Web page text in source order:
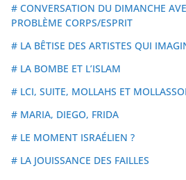
# CONVERSATION DU DIMANCHE
PROBLÈME CORPS/ESPRIT
# LA BÊTISE DES ARTISTES QUI
# LA BOMBE ET L’ISLAM
# LCI, SUITE, MOLLAHS ET
# MARIA, DIEGO, FRIDA
# LE MOMENT ISRAÉLIEN ?
# LA JOUISSANCE DES FAILLES